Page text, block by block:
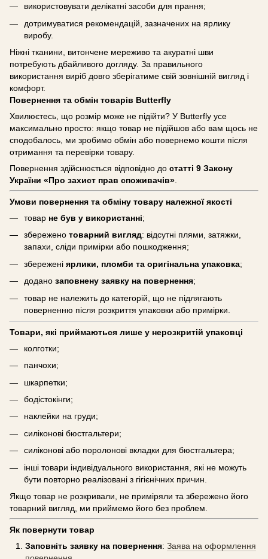
використовувати делікатні засоби для прання;
дотримуватися рекомендацій, зазначених на ярлику
виробу.
Ніжні тканини, витончене мереживо та акуратні шви
потребують дбайливого догляду. За правильного
використання виріб довго зберігатиме свій зовнішній вигляд і
комфорт.
Повернення та обмін товарів Butterfly
Хвилюєтесь, що розмір може не підійти? У Butterfly усе
максимально просто: якщо товар не підійшов або вам щось не
сподобалось, ми зробимо обмін або повернемо кошти після
отримання та перевірки товару.
Повернення здійснюється відповідно до статті 9 Закону
України «Про захист прав споживачів»
Умови повернення та обміну товару належної якості
товар не був у використанні;
збережено товарний вигляд: відсутні плями, затяжки,
запахи, сліди примірки або пошкодження;
збережені ярлики, пломби та оригінальна упаковка;
додано заповнену заявку на повернення;
товар не належить до категорій, що не підлягають
поверненню після розкриття упаковки або примірки.
Товари, які приймаються лише у нерозкритій упаковці
колготки;
панчохи;
шкарпетки;
бодістокінги;
наклейки на груди;
силіконові бюстгальтери;
силіконові або поролонові вкладки для бюстгальтера;
інші товари індивідуального використання, які не можуть
бути повторно реалізовані з гігієнічних причин.
Якщо товар не розкривали, не приміряли та збережено його
товарний вигляд, ми приймемо його без проблем.
Як повернути товар
Заповніть заявку на повернення: Заява на оформлення